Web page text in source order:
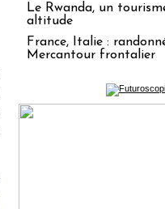
Le Rwanda, un
altitude
France, Italie :
Mercantour frontalier